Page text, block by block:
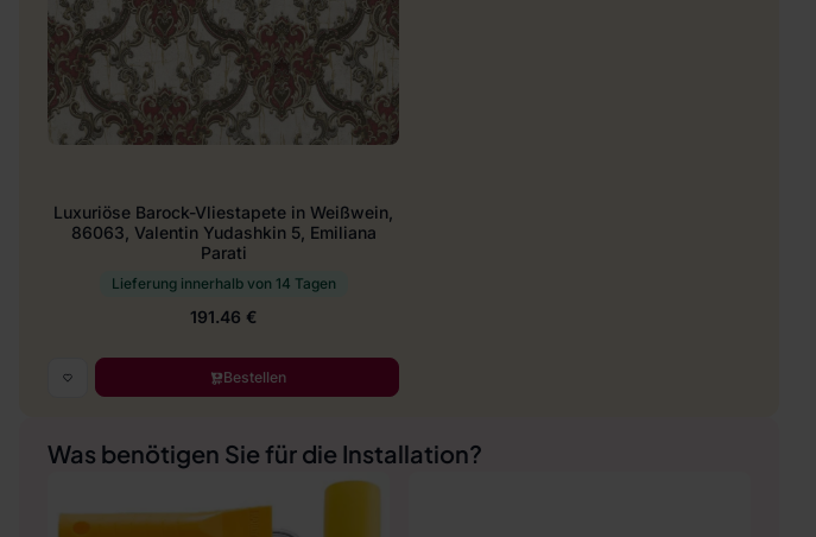
Luxuriöse Barock-Vliestapete in Weißwein,
86063, Valentin Yudashkin 5, Emiliana
Parati
Lieferung innerhalb von 14 Tagen
191.46 €
Bestellen
Was benötigen Sie für die Installation?